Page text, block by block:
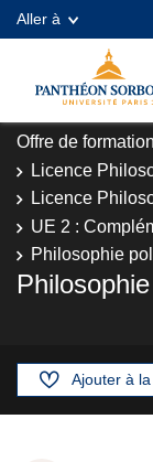
Aller à
Offre de formation
Licence
Licence
UE 2 :
Philosophie
Ajouter à